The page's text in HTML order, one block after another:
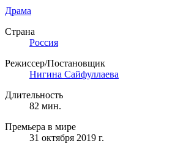
Драма
Страна
Россия
Режиссер/Постановщик
Нигина Сайфуллаева
Длительность
82 мин.
Премьера в мире
31 октября 2019 г.